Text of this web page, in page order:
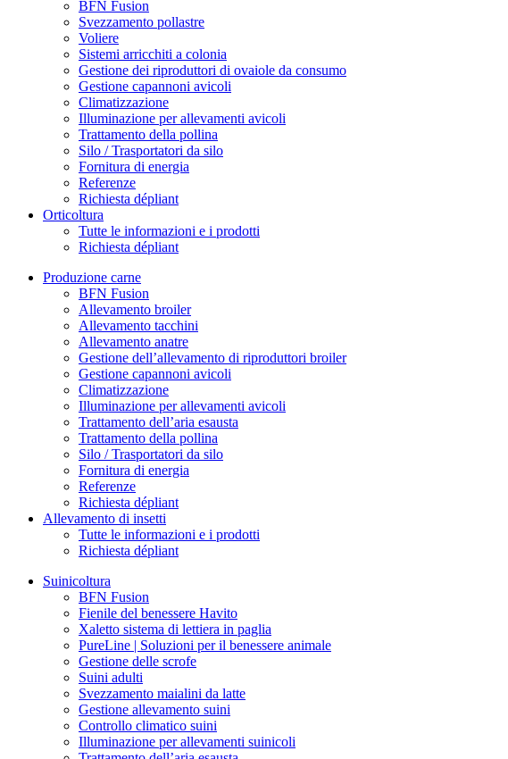
BFN Fusion
Svezzamento pollastre
Voliere
Sistemi arricchiti a colonia
Gestione dei riproduttori di ovaiole da consumo
Gestione capannoni avicoli
Climatizzazione
Illuminazione per allevamenti avicoli
Trattamento della pollina
Silo / Trasportatori da silo
Fornitura di energia
Referenze
Richiesta dépliant
Orticoltura
Tutte le informazioni e i prodotti
Richiesta dépliant
Produzione carne
BFN Fusion
Allevamento broiler
Allevamento tacchini
Allevamento anatre
Gestione dell’allevamento di riproduttori broiler
Gestione capannoni avicoli
Climatizzazione
Illuminazione per allevamenti avicoli
Trattamento dell’aria esausta
Trattamento della pollina
Silo / Trasportatori da silo
Fornitura di energia
Referenze
Richiesta dépliant
Allevamento di insetti
Tutte le informazioni e i prodotti
Richiesta dépliant
Suinicoltura
BFN Fusion
Fienile del benessere Havito
Xaletto sistema di lettiera in paglia
PureLine | Soluzioni per il benessere animale
Gestione delle scrofe
Suini adulti
Svezzamento maialini da latte
Gestione allevamento suini
Controllo climatico suini
Illuminazione per allevamenti suinicoli